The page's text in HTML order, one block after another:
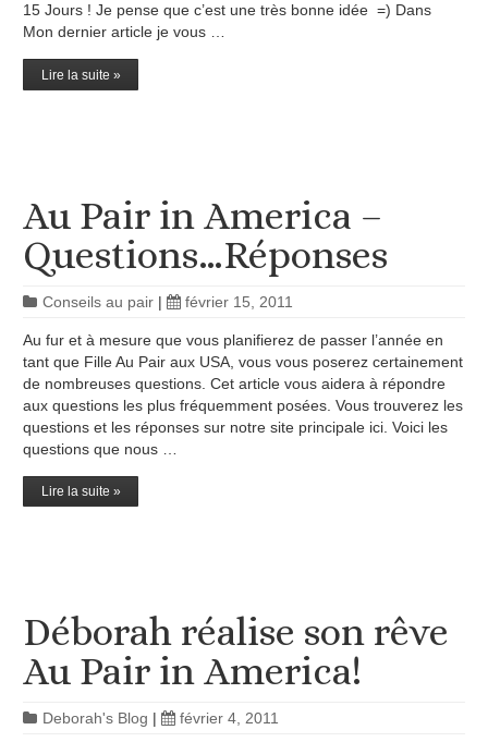
15 Jours ! Je pense que c’est une très bonne idée =) Dans
Mon dernier article je vous …
Lire la suite »
Au Pair in America –
Questions…Réponses
Conseils au pair | février 15, 2011
Au fur et à mesure que vous planifierez de passer l’année en
tant que Fille Au Pair aux USA, vous vous poserez certainement
de nombreuses questions. Cet article vous aidera à répondre
aux questions les plus fréquemment posées. Vous trouverez les
questions et les réponses sur notre site principale ici. Voici les
questions que nous …
Lire la suite »
Déborah réalise son rêve
Au Pair in America!
Deborah's Blog | février 4, 2011